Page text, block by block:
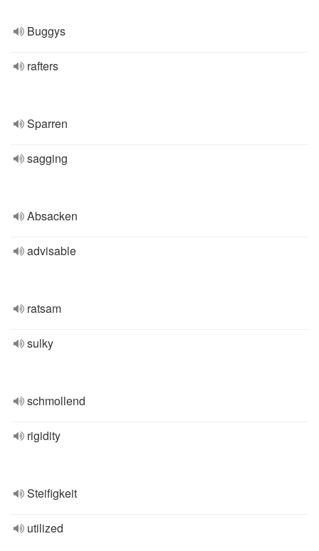
Buggys
rafters
Sparren
sagging
Absacken
advisable
ratsam
sulky
schmollend
rigidity
Steifigkeit
utilized